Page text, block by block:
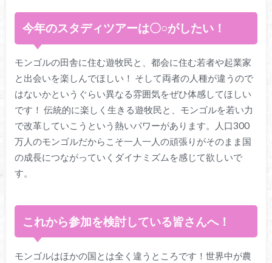
今年のスタディツアーは〇○がしたい！
モンゴルの田舎に住む遊牧民と、都会に住む若者や起業家
と出会いを楽しんでほしい！ そして両者の人種が違うので
はないかというぐらい異なる雰囲気をぜひ体感してほしい
です！ 伝統的に楽しく生きる遊牧民と、モンゴルを若い力
で改革していこうという熱いパワーがあります。人口300
万人のモンゴルだからこそ一人一人の頑張りがそのまま国
の成長につながっていくダイナミズムを感じて欲しいで
す。
これから参加を検討している皆さんへ！
モンゴルはほかの国とは全く違うところです！世界中が農